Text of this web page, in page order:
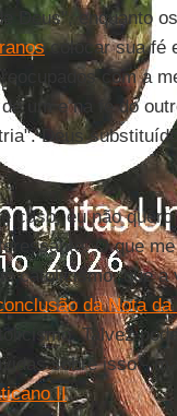
Deus", enquanto
colocar sua fé
com a
um e na fé do
Deus
caso, eu não
O que
catolicismo, que a
da Nota da
Talvez
sobre isso -
II.